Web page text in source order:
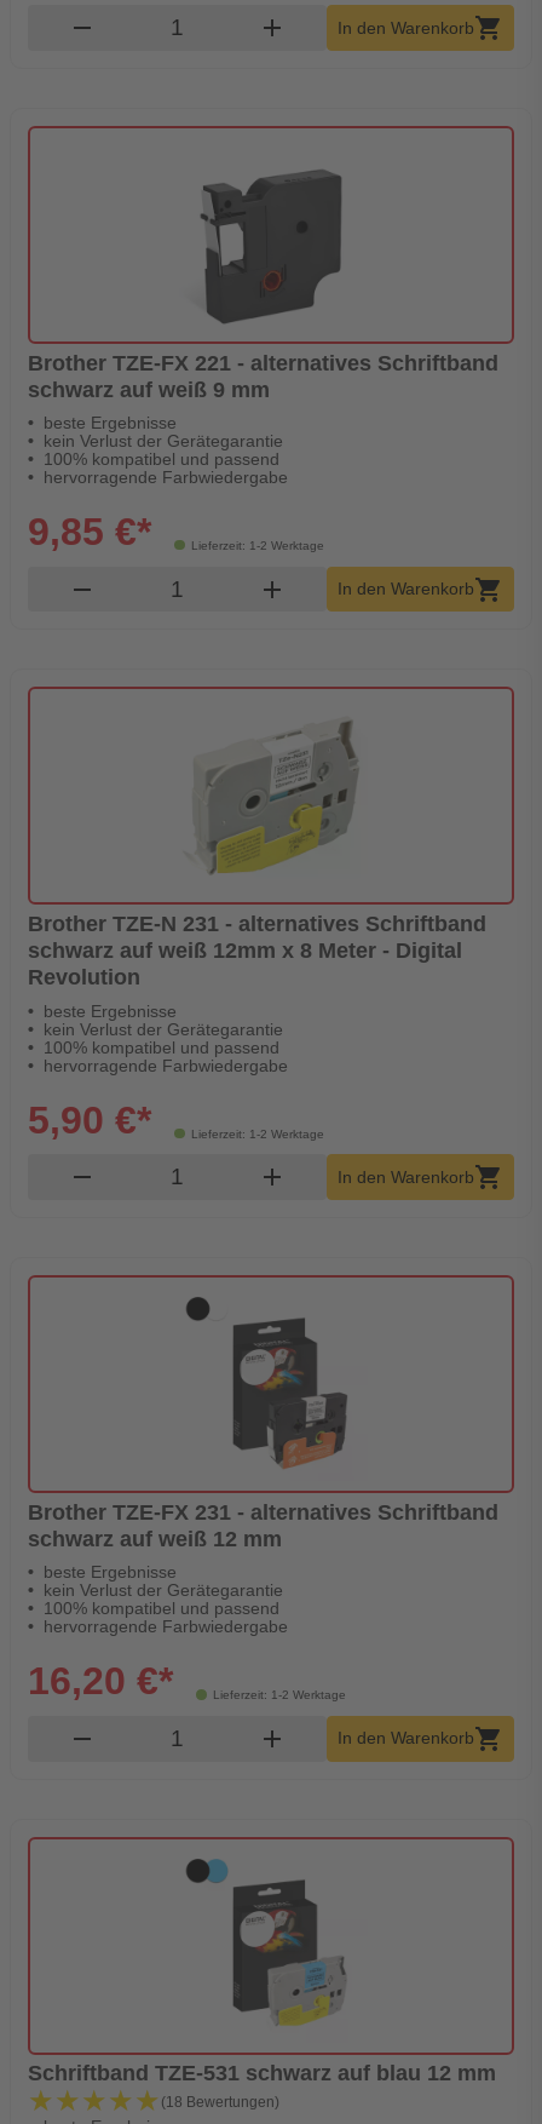
remove Produkt Warenkorb Menge
add In den Warenkorbshopping_cart
Brother TZE-FX 221 - alternatives Schriftband
schwarz auf weiß 9 mm
beste Ergebnisse
kein Verlust der Gerätegarantie
100% kompatibel und passend
hervorragende Farbwiedergabe
Lieferzeit: 1-2 Werktage
9,85 €*
remove Produkt Warenkorb Menge
add In den Warenkorbshopping_cart
Brother TZE-N 231 - alternatives Schriftband
schwarz auf weiß 12mm x 8 Meter - Digital
Revolution
beste Ergebnisse
kein Verlust der Gerätegarantie
100% kompatibel und passend
hervorragende Farbwiedergabe
Lieferzeit: 1-2 Werktage
5,90 €*
remove Produkt Warenkorb Menge
add In den Warenkorbshopping_cart
Brother TZE-FX 231 - alternatives Schriftband
schwarz auf weiß 12 mm
beste Ergebnisse
kein Verlust der Gerätegarantie
100% kompatibel und passend
hervorragende Farbwiedergabe
Lieferzeit: 1-2 Werktage
16,20 €*
remove Produkt Warenkorb Menge
add In den Warenkorbshopping_cart
Schriftband TZE-531 schwarz auf blau 12 mm
★★★★★
★★★★★ (18 Bewertungen)